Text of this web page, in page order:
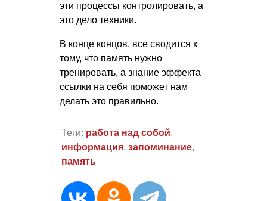
эти процессы контролировать, а
это дело техники.
В конце концов, все сводится к
тому, что память нужно
тренировать, а знание эффекта
ссылки на себя поможет нам
делать это правильно.
Теги: работа над собой,
информация, запоминание,
память